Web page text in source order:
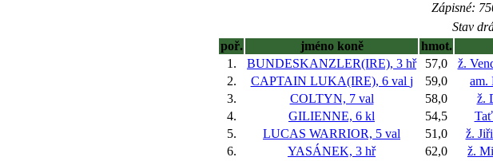
Zápisné:
Stav
poř.
jméno koně hmot.
1.
BUNDESKANZLER(IRE), 3 hř 57,0 ž.
2.
CAPTAIN LUKA(IRE), 6 val j 59,0 am.
3.
COLTYN, 7 val 58,0 ž.
4.
GILIENNE, 6 kl 54,5
5.
LUCAS WARRIOR, 5 val 51,0 ž.
6.
YASÁNEK, 3 hř 62,0 ž.